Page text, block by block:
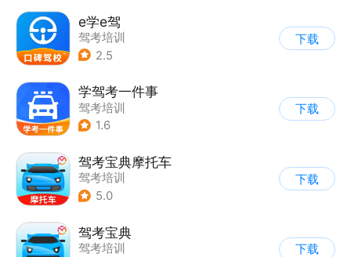
e学e驾
驾考培训
2.5
下载
学驾考一件事
驾考培训
1.6
下载
驾考宝典摩托车
驾考培训
5.0
下载
驾考宝典
驾考培训
下载